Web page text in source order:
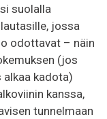
suolalla
jossa
odottavat – näin
(jos
alkaa kadota)
kanssa,
tunnelmaan